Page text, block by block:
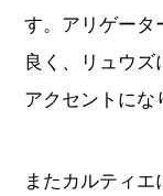
す。アリゲータ
良く、リュウ
アクセントにな
またカルティ